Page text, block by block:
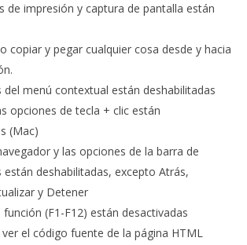
de impresión y captura de pantalla están
copiar y pegar cualquier cosa desde y hacia
del menú contextual están deshabilitadas
opciones de tecla + clic están
(Mac)
y las opciones de la barra de
están deshabilitadas, excepto Atrás,
y Detener
función (F1-F12) están desactivadas
el código fuente de la página HTML